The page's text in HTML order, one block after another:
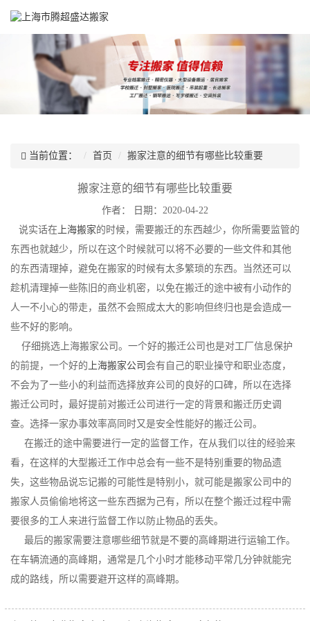
当前位置： 首页 搬家注意的细节有哪些比较重要
搬家注意的细节有哪些比较重要
作者：
日期：2020-04-22
说实话在 上海搬家的时候，需要搬迁的东西越少，你所需要监管的
东西也就越少，所以在这个时候就可以将不必要的一些文件和其他
的东西清理掉，避免在搬家的时候有太多繁琐的东西。当然还可以
趁机清理掉一些陈旧的商业机密，以免在搬迁的途中被有小动作的
人一不小心的带走，虽然不会照成太大的影响但终归也是会造成一
些不好的影响。
仔细挑选上海搬家公司。一个好的搬迁公司也是对工厂信息保护
的前提，一个好的 上海搬家公司 会有自己的职业操守和职业态度，
不会为了一些小的利益而选择放弃公司的良好的口碑，所以在选择
搬迁公司时，最好提前对搬迁公司进行一定的背景和搬迁历史调
查。选择一家办事效率高同时又是安全性能好的搬迁公司。
在搬迁的途中需要进行一定的监督工作，在从我们以往的经验来
看，在这样的大型搬迁工作中总会有一些不是特别重要的物品遗
失，这些物品说忘记搬的可能性是特别小，就可能是搬家公司中的
搬家人员偷偷地将这一些东西据为己有，所以在整个搬迁过程中需
要很多的工人来进行监督工作以防止物品的丢失。
最后的搬家需要注意哪些细节就是不要的高峰期进行运输工作。
在车辆流通的高峰期，通常是几个小时才能移动平常几分钟就能完
成的路线，所以需要避开这样的高峰期。